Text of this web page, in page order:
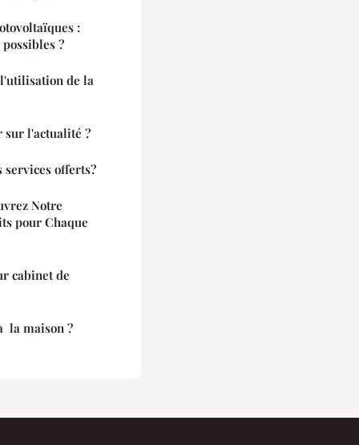
:
?
l'utilisation de la
sur l'actualité ?
services offerts?
Notre
pour Chaque
cabinet de
la maison ?